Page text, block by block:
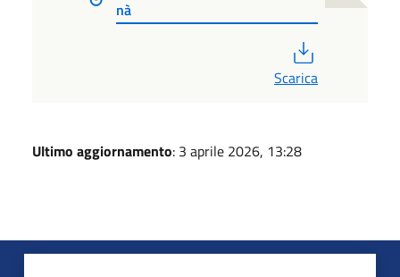
nà
Scarica
Ultimo aggiornamento: 3 aprile 2026, 13:28